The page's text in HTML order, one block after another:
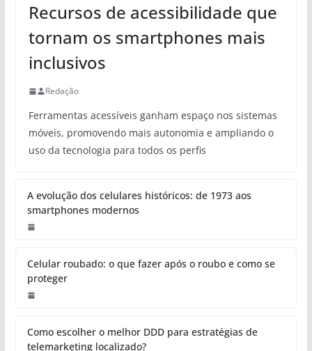
Recursos de acessibilidade que
tornam os smartphones mais
inclusivos
Redação
Ferramentas acessíveis ganham espaço nos sistemas
móveis, promovendo mais autonomia e ampliando o
uso da tecnologia para todos os perfis
A evolução dos celulares históricos: de 1973 aos
smartphones modernos
Celular roubado: o que fazer após o roubo e como se
proteger
Como escolher o melhor DDD para estratégias de
telemarketing localizado?